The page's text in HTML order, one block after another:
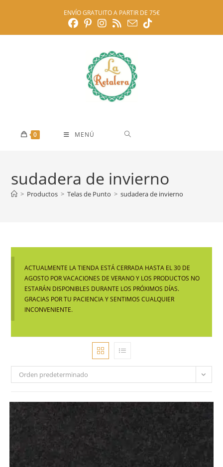
ENVÍO GRATUITO A PARTIR DE 75€
0 MENÚ
sudadera de invierno
> Productos > Telas de Punto > sudadera de invierno
ACTUALMENTE LA TIENDA ESTÁ CERRADA HASTA EL 30 DE
AGOSTO POR VACACIONES DE VERANO Y LOS PRODUCTOS NO
ESTARÁN DISPONIBLES DURANTE LOS PRÓXIMOS DÍAS.
GRACIAS POR TU PACIENCIA Y SENTIMOS CUALQUIER
INCONVENIENTE.
Orden predeterminado